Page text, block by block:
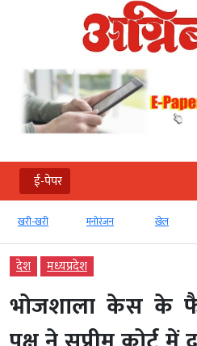
ई-पेपर
खरी-खरी मनोरंजन खेल
देश मध्‍यप्रदेश
भोजशाला केस के